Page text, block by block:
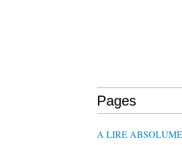
Pages
A LIRE